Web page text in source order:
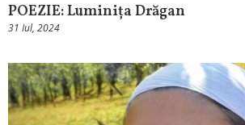
POEZIE: Luminița Drăgan
31 Iul, 2024